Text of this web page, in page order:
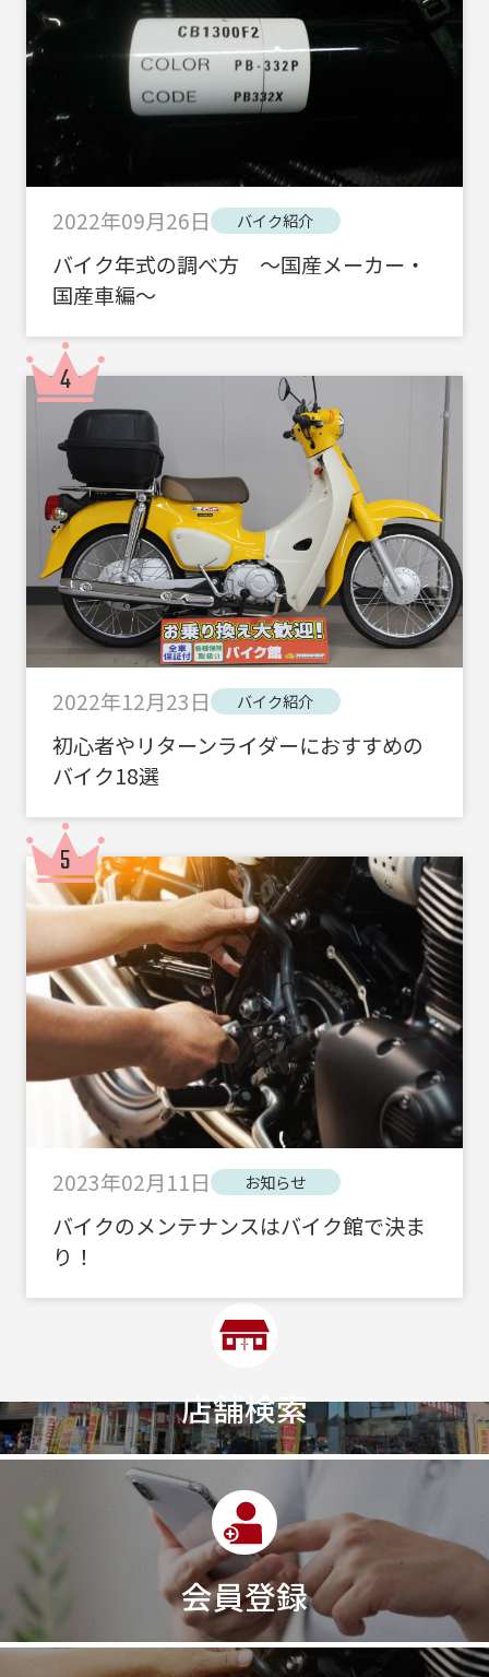
2022年09月26日 バイク紹介
バイク年式の調べ方 ～国産メーカー・
国産車編～
2022年12月23日 バイク紹介
初心者やリターンライダーにおすすめの
バイク18選
2023年02月11日 お知らせ
バイクのメンテナンスはバイク館で決ま
り！
店舗検索
会員登録